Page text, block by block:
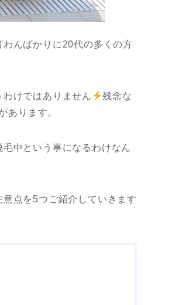
んばかりに20代の多くの方
けではありません
残念な
あります。
中という事になるわけなん
点を5つご紹介していきます